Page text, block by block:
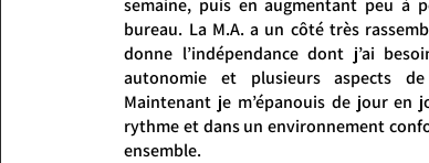
semaine, puis en augmentant peu à
bureau. La M.A. a un côté très
donne l’indépendance dont j’ai
autonomie et plusieurs aspects
Maintenant je m’épanouis de jour en
rythme et dans un environnement
ensemble.